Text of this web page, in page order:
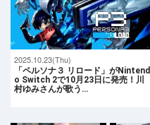
2025.10.23(Thu)
「ペルソナ３ リロード」がNintend
o Switch 2で10月23日に発売！川
村ゆみさんが歌う…